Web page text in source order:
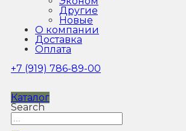
Другие
Новые
О компании
Доставка
Оплата
+7 (919) 786-89-00
Каталог
Search